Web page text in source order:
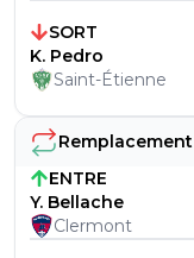
SORT
K. Pedro
Saint-Étienne
Remplacement
ENTRE
Y. Bellache
Clermont